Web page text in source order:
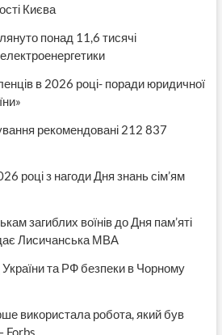
Києва
понад 11,6 тисячі
в 2026 році- поради юридичної
рекомендовані 212 837
році з нагоди Дня знань сім’ям
загиблих воїнів до Дня пам’яті
Лисичанська МВА
України та РФ безпеки в Чорному
використала робота, який був
Forbs